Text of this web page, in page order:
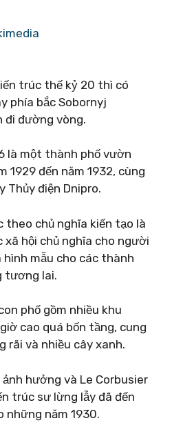
​​trúc thế kỷ 20 thì có
phía bắc Sobornyj
đi đường vòng.
là một thành phố vườn
1929 đến năm 1932, cùng
Thủy điện Dnipro.
theo chủ nghĩa kiến ​​tạo là
hội chủ nghĩa cho người
mẫu cho các thành
tương lai.
phố gồm nhiều khu
cao quá bốn tầng, cung
rãi và nhiều cây xanh.
hưởng và Le Corbusier
​​trúc sư lừng lẫy đã đến
những năm 1930.